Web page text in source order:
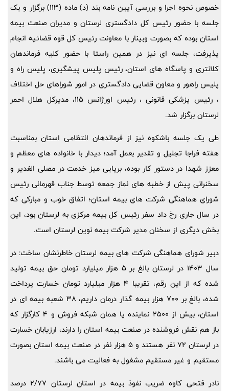
خصوص نحوه اجرا و بررسی آیین نامه بند (د) ماده (113) برگزار و یک
جلسه با حضور رئیس کل دادگستری لرستان و مدیران صنعت بیمه
استان بوده که بصورت وبینار با معاونت رئیس کل قوه قضائیه انجام
پذیرفت، جلسه ای نیز در همین راستا با حضور کلیه فرماندهان
کلانتری و پاسگاه های استان، رئیس پلیس پیشگیری، پلیس راه و
پلیس راهور و معاون قضایی دادگستری در امور شوراهای حل اختلاف
، رئیس پزشکی قانونی ، رئیس اورژانس 115، مدیرکل هلال احمر
لرستان برگزار شد.
طی یک جلسه باشکوه نیز از فرماندهان انتظامی استان بمناسبت
هفته فراجا تجلیل و تقدیر بعمل آمد؛ دیدار با خانواده های معظم و
معزز شهدا در دستور کار بوده، برپایی میز خدمت در مصلی الغدیر و
سخنرانی پیش از خطبه های نماز جمعه توسط جناب قهرمانی رئیس
شورای هماهنگی شرکت های بیمه استان؛ اتفاق خوب و مبارکی که
در سال جاری رخ داد سفر رئیس کل بیمه مرکزی به لرستان بود، این
بخش دیگری از سخنان مدیر شرکت بیمه نوین لرستان است.
دبیر شورای هماهنگی شرکت های بیمه لرستان خاطرنشان ساخت: در
سال 1403 در لرستان بالغ بر 5 هزار میلیارد تومان حق بیمه تولید
شده که از این رقم، تقریبا 4 هزار میلیارد تومان خسارت پرداخت
شده، بالغ بر 700 هزار بیمه گذار درمان داریم، 38 شعبه بیمه ای در
استان، بیش از 2500 نماینده یا همان شبکه فروش و 4 کارگزار که
باز هم نقش فروشنده در صنعت بیمه استان را دارند، ارزیابان خسارت
در لرستان 72 نفر هستند و 5 هزار نفر در صنعت بیمه استان بصورت
مستقیم و غیر مستقیم مشغول به فعالیت می باشند.
نادر فتحی کاوه ضریب نفوذ بیمه در استان لرستان 2/77 درصد